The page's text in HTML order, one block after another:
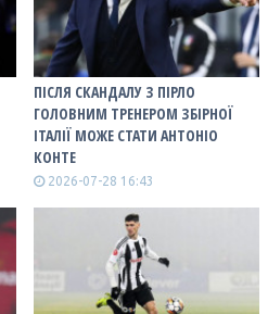
ПІСЛЯ СКАНДАЛУ З ПІРЛО
ГОЛОВНИМ ТРЕНЕРОМ ЗБІРНОЇ
ІТАЛІЇ МОЖЕ СТАТИ АНТОНІО
КОНТЕ
2026-07-28 16:43